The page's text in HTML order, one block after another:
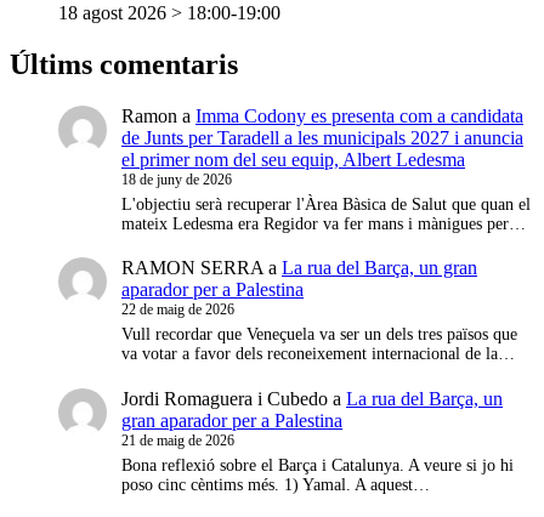
18 agost 2026 > 18:00-19:00
Últims comentaris
Ramon a Imma Codony es presenta com a candidata
de Junts per Taradell a les municipals 2027 i anuncia
el primer nom del seu equip, Albert Ledesma
18 de juny de 2026
L'objectiu serà recuperar l'Àrea Bàsica de Salut que quan el
mateix Ledesma era Regidor va fer mans i mànigues per…
RAMON SERRA a La rua del Barça, un gran
aparador per a Palestina
22 de maig de 2026
Vull recordar que Veneçuela va ser un dels tres països que
va votar a favor dels reconeixement internacional de la…
Jordi Romaguera i Cubedo a La rua del Barça, un
gran aparador per a Palestina
21 de maig de 2026
Bona reflexió sobre el Barça i Catalunya. A veure si jo hi
poso cinc cèntims més. 1) Yamal. A aquest…